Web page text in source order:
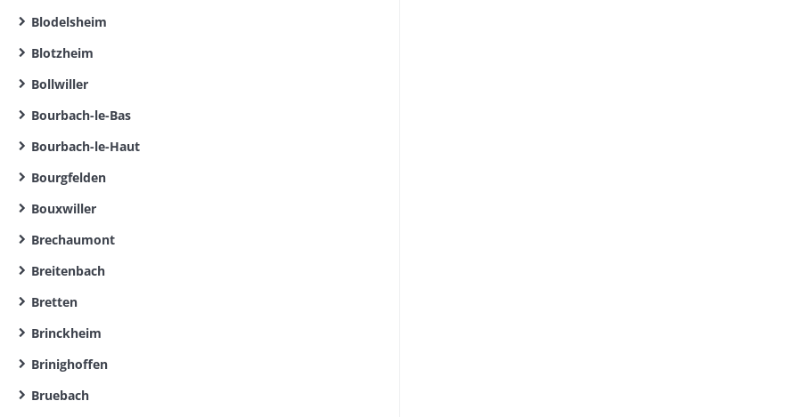
Blodelsheim
Blotzheim
Bollwiller
Bourbach-le-Bas
Bourbach-le-Haut
Bourgfelden
Bouxwiller
Brechaumont
Breitenbach
Bretten
Brinckheim
Brinighoffen
Bruebach